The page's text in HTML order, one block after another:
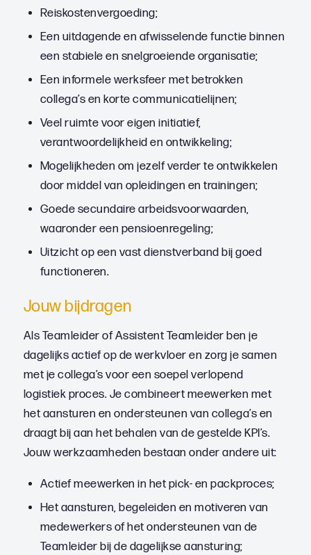
Reiskostenvergoeding;
Een uitdagende en afwisselende functie binnen
een stabiele en snelgroeiende organisatie;
Een informele werksfeer met betrokken
collega’s en korte communicatielijnen;
Veel ruimte voor eigen initiatief,
verantwoordelijkheid en ontwikkeling;
Mogelijkheden om jezelf verder te ontwikkelen
door middel van opleidingen en trainingen;
Goede secundaire arbeidsvoorwaarden,
waaronder een pensioenregeling;
Uitzicht op een vast dienstverband bij goed
functioneren.
Jouw bijdragen
Als Teamleider of Assistent Teamleider ben je
dagelijks actief op de werkvloer en zorg je samen
met je collega’s voor een soepel verlopend
logistiek proces. Je combineert meewerken met
het aansturen en ondersteunen van collega’s en
draagt bij aan het behalen van de gestelde KPI’s.
Jouw werkzaamheden bestaan onder andere uit:
Actief meewerken in het pick- en packproces;
Het aansturen, begeleiden en motiveren van
medewerkers of het ondersteunen van de
Teamleider bij de dagelijkse aansturing;